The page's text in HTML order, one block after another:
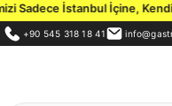
Sadece İstanbul İçine, Kendi
+90 545 318 18 41